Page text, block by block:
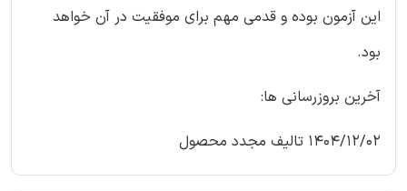
این آزمون بوده و قدمی مهم برای موفقیت در آن خواهد
بود.
آخرین بروزرسانی ها:
1404/12/02 تالیف مجدد محصول